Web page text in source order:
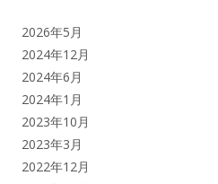
2026年5月
2024年12月
2024年6月
2024年1月
2023年10月
2023年3月
2022年12月